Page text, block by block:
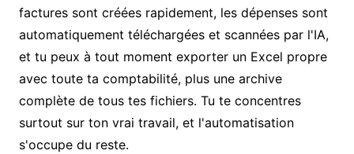
factures sont créées rapidement, les dépenses sont
automatiquement téléchargées et scannées par l'IA,
et tu peux à tout moment exporter un Excel propre
avec toute ta comptabilité, plus une archive
complète de tous tes fichiers. Tu te concentres
surtout sur ton vrai travail, et l'automatisation
s'occupe du reste.